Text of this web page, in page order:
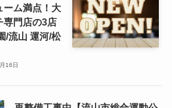
ーム満点！大
専門店の3店
/流山 運河/松
16日